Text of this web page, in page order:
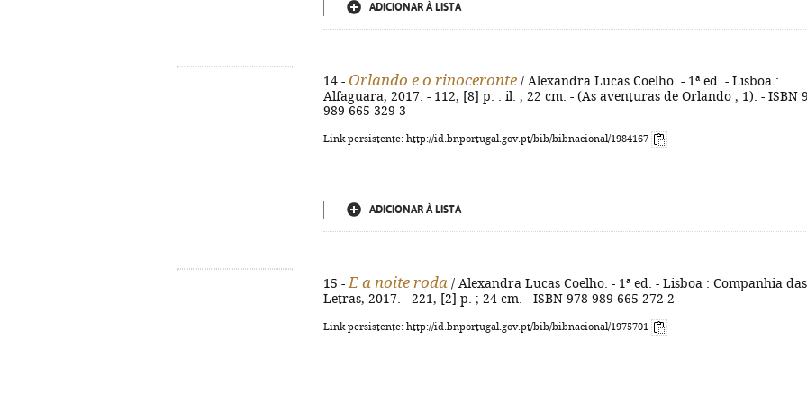
ADICIONAR À LISTA
14 - Orlando e o rinoceronte / Alexandra Lucas Coelho. - 1ª ed. - Lisboa :
Alfaguara, 2017. - 112, [8] p. : il. ; 22 cm. - (As aventuras de Orlando ; 1). - ISBN
989-665-329-3
Link persistente: http://id.bnportugal.gov.pt/bib/bibnacional/1984167
ADICIONAR À LISTA
15 - E a noite roda / Alexandra Lucas Coelho. - 1ª ed. - Lisboa : Companhia das
Letras, 2017. - 221, [2] p. ; 24 cm. - ISBN 978-989-665-272-2
Link persistente: http://id.bnportugal.gov.pt/bib/bibnacional/1975701